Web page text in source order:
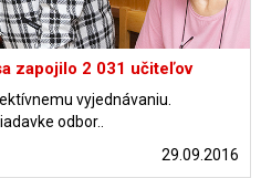
zapojilo 2 031 učiteľov
vyjednávaniu.
odbor..
29.09.2016